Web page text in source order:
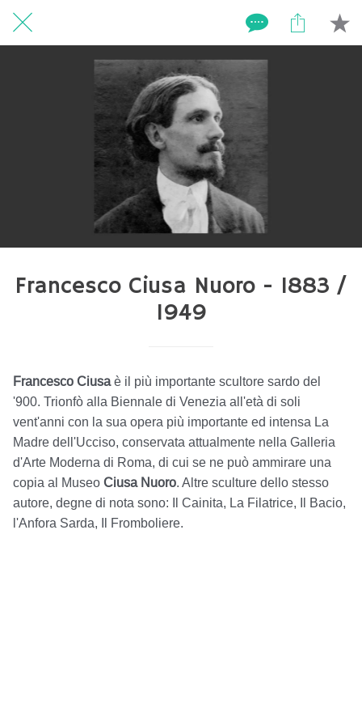
Francesco Ciusa Nuoro - 1883 /
1949
Francesco Ciusaè il più importante scultore sardo del
'900. Trionfò alla Biennale di Venezia all'età di soli
vent'anni con la sua opera più importante ed intensa La
Madre dell'Ucciso, conservata attualmente nella Galleria
d'Arte Moderna di Roma, di cui se ne può ammirare una
copia al Museo Ciusa Nuoro. Altre sculture dello stesso
autore, degne di nota sono: Il Cainita, La Filatrice, Il Bacio,
l'Anfora Sarda, Il Fromboliere.